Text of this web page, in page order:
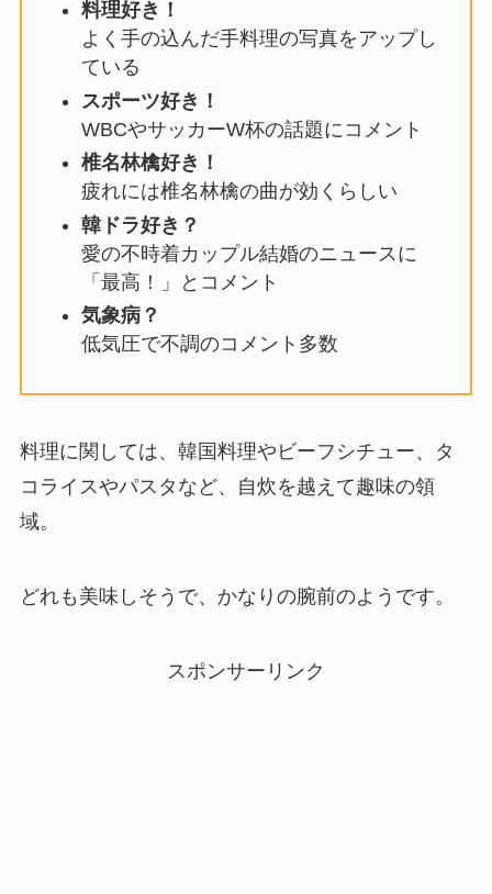
料理好き！
よく手の込んだ手料理の写真をアップし
ている
スポーツ好き！
WBCやサッカーW杯の話題にコメント
椎名林檎好き！
疲れには椎名林檎の曲が効くらしい
韓ドラ好き？
愛の不時着カップル結婚のニュースに
「最高！」とコメント
気象病？
低気圧で不調のコメント多数
料理に関しては、韓国料理やビーフシチュー、タ
コライスやパスタなど、自炊を越えて趣味の領
域。
どれも美味しそうで、かなりの腕前のようです。
スポンサーリンク